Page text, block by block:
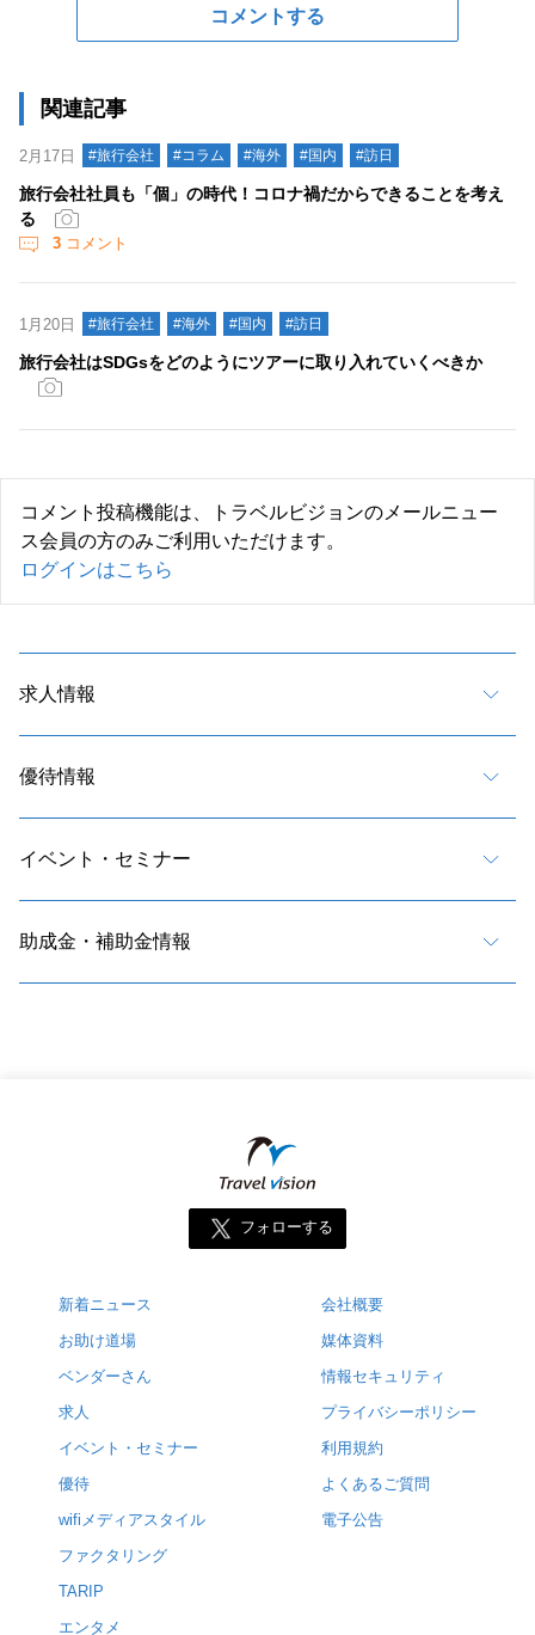
コメントする
関連記事
2月17日 #旅行会社 #コラム #海外 #国内 #訪日
旅行会社社員も「個」の時代！コロナ禍だからできることを考え
る
3 コメント
1月20日 #旅行会社 #海外 #国内 #訪日
旅行会社はSDGsをどのようにツアーに取り入れていくべきか
コメント投稿機能は、トラベルビジョンのメールニュー
ス会員の方のみご利用いただけます。
ログインはこちら
求人情報
優待情報
イベント・セミナー
助成金・補助金情報
フォローする
新着ニュース
お助け道場
ベンダーさん
求人
イベント・セミナー
優待
wifiメディアスタイル
ファクタリング
TARIP
エンタメ
会社概要
媒体資料
情報セキュリティ
プライバシーポリシー
利用規約
よくあるご質問
電子公告